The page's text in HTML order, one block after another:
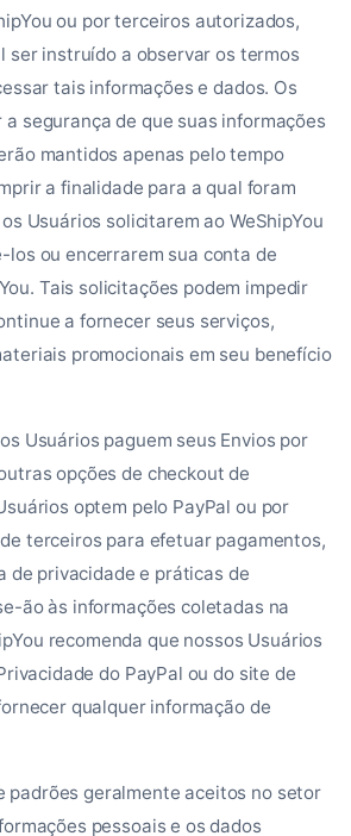
ou por terceiros autorizados,
ser instruído a observar os termos
tais informações e dados. Os
segurança de que suas informações
mantidos apenas pelo tempo
a finalidade para a qual foram
Usuários solicitarem ao WeShipYou
los ou encerrarem sua conta de
Tais solicitações podem impedir
a fornecer seus serviços,
promocionais em seu benefício
Usuários paguem seus Envios por
opções de checkout de
optem pelo PayPal ou por
terceiros para efetuar pagamentos,
de privacidade e práticas de
ão às informações coletadas na
recomenda que nossos Usuários
do PayPal ou do site de
qualquer informação de
padrões geralmente aceitos no setor
pessoais e os dados